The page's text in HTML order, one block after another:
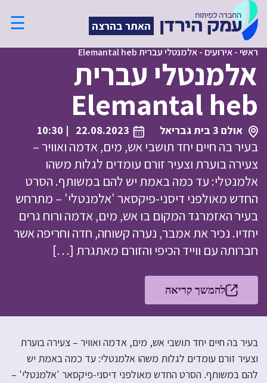
האתר בהרצה ☰
ראשי-אירועים -אלמנטלי עברית Elemantal heb
אלמנטלי עברית
Elemantal heb
אולם 3 בית גבריאל 22.08.2023
| 10:30
בעיר בה חיים יחד תושבי אש, מים, אדמה ואוויר –
צעירה בוערת וצעיר זורם עומדים לגלות משהו
אלמנטלי: עד כמה באמת יש להם במשותף. הסרט
החדש מאולפני דיסני-פיקסאר 'אלמנטלי' – מתרחש
בעיר האזמרגד המקום בו אש, מים, אדמה ורוח גרים
יחדיו. נכיר את אמבר, נערה קשוחה, חדה וחריפה אשר
חברותה עם ווייד הכיפי והזורם מאתגרת […]
להמשך קריאה
בעיר בה חיים יחד תושבי אש, מים, אדמה ואוויר – צעירה בוערת
וצעיר זורם עומדים לגלות משהו אלמנטלי: עד כמה באמת יש
להם במשותף. הסרט החדש מאולפני דיסני-פיקסאר 'אלמנטלי' –